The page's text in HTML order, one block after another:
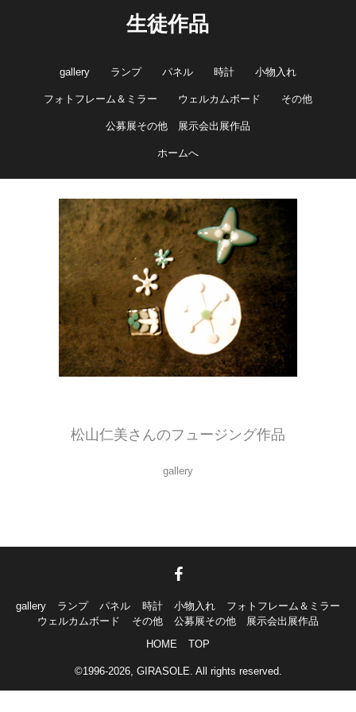
生徒作品
gallery ランプ パネル 時計 小物入れ
フォトフレーム＆ミラー ウェルカムボード その他
公募展その他 展示会出展作品
ホームへ
松山仁美さんのフュージング作品
gallery
gallery ランプ パネル 時計 小物入れ
フォトフレーム＆ミラー
ウェルカムボード
その他
公募展その他 展示会出展作品
HOME
TOP
©1996-2026, GIRASOLE. All rights reserved.